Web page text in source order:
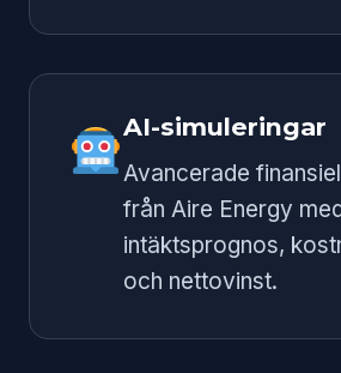
AI-simuleringar
Avancerade
från Aire Energy
intäktsprognos,
och nettovinst.